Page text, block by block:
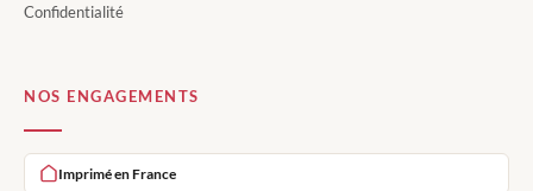
Confidentialité
NOS ENGAGEMENTS
Imprimé en France